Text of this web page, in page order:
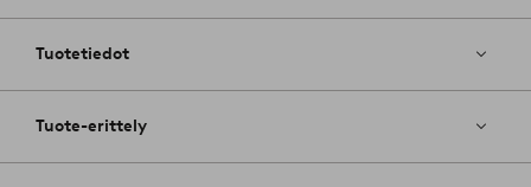
Tuotetiedot
Tuote-erittely